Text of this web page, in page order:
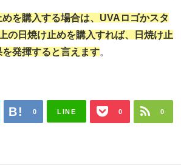
を購入する場合は、UVAロゴかスタ
の日焼け止めを購入すれば、日焼け止
発揮すると言えます
0 LINE 0 0